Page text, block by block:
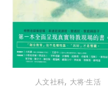
人文社科, 大将·生活